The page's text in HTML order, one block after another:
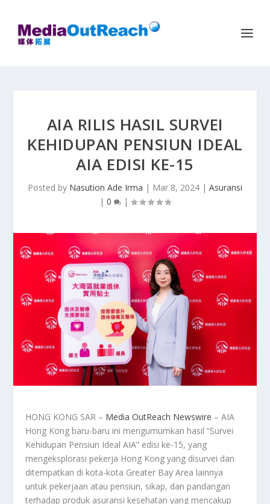
AIA RILIS HASIL SURVEI
KEHIDUPAN PENSIUN IDEAL
AIA EDISI KE-15
Posted by Nasution Ade Irma | Mar 8, 2024 | Asuransi
| 0 |
HONG KONG SAR – Media OutReach Newswire – AIA
Hong Kong baru-baru ini mengumumkan hasil “Survei
Kehidupan Pensiun Ideal AIA” edisi ke-15, yang
mengeksplorasi pekerja Hong Kong yang disurvei dan
ditempatkan di kota-kota Greater Bay Area lainnya
untuk pekerjaan atau pensiun, sikap, dan pandangan
terhadap produk asuransi kesehatan yang mencakup